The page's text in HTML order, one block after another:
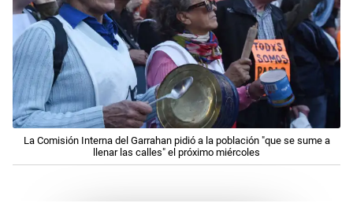
La Comisión Interna del Garrahan pidió a la población "que se sume a
llenar las calles" el próximo miércoles